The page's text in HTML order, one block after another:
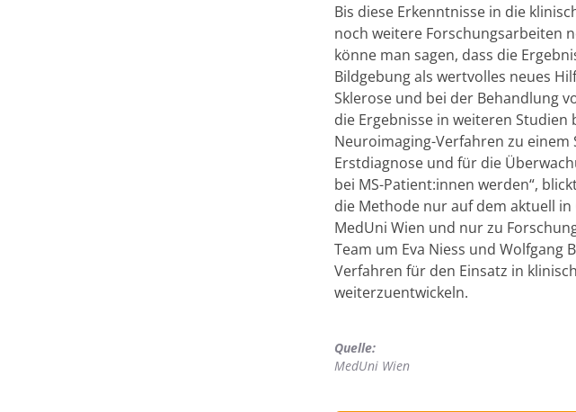
Bis diese Erkenntnisse in die
noch weitere Forschungsarbeiten
könne man sagen, dass die
Bildgebung als wertvolles neues
Sklerose und bei der Behandlung
die Ergebnisse in weiteren
Neuroimaging-Verfahren zu
Erstdiagnose und für die
bei MS-Patient:innen werden“,
die Methode nur auf dem aktuell in
MedUni Wien und nur zu
Team um Eva Niess und
Verfahren für den Einsatz in
weiterzuentwickeln.
Quelle:
MedUni Wien